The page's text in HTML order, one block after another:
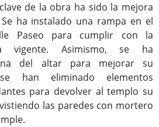
de la obra ha sido la mejora
ha instalado una rampa en el
Paseo para cumplir con la
vigente. Asimismo, se ha
del altar para mejorar su
han eliminado elementos
para devolver al templo su
las paredes con mortero